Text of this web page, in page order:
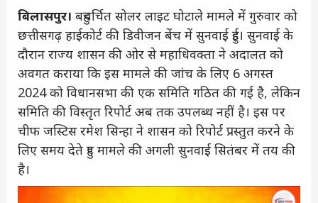
बिलासपुर। बहुचर्चित सोलर लाइट घोटाले मामले में गुरुवार को
छत्तीसगढ़ हाईकोर्ट की डिवीजन बेंच में सुनवाई हुई। सुनवाई के
दौरान राज्य शासन की ओर से महाधिवक्ता ने अदालत को
अवगत कराया कि इस मामले की जांच के लिए 6 अगस्त
2024 को विधानसभा की एक समिति गठित की गई है, लेकिन
समिति की विस्तृत रिपोर्ट अब तक उपलब्ध नहीं है। इस पर
चीफ जस्टिस रमेश सिन्हा ने शासन को रिपोर्ट प्रस्तुत करने के
लिए समय देते हुए मामले की अगली सुनवाई सितंबर में तय की
है।